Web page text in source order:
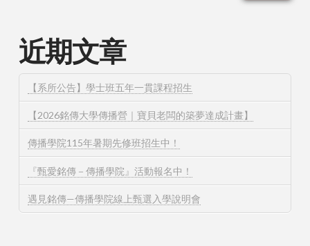
近期文章
【系所公告】學士班五年一貫課程招生
【2026銘傳大學傳播營｜寶貝老闆的築夢達成計畫】
傳播學院115年暑期先修班招生中！
『甄愛銘傳－傳播學院』活動報名中！
遇見銘傳—傳播學院線上甄選入學說明會